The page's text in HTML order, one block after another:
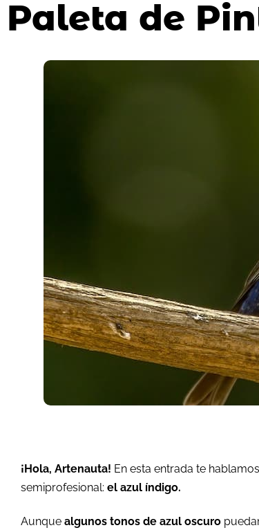
Paleta de
¡Hola, Artenauta! En esta entrada te
semiprofesional: el azul índigo.
Aunque algunos tonos de azul oscuro